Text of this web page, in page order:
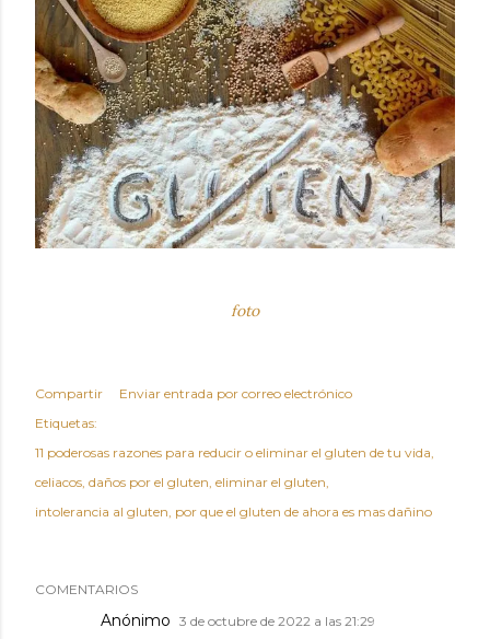
foto
Compartir
Enviar entrada por correo electrónico
Etiquetas:
11 poderosas razones para reducir o eliminar el gluten de tu vida
celiacos daños por el gluten eliminar el gluten
intolerancia al gluten por que el gluten de ahora es mas dañino
COMENTARIOS
Anónimo 3 de octubre de 2022 a las 21:29